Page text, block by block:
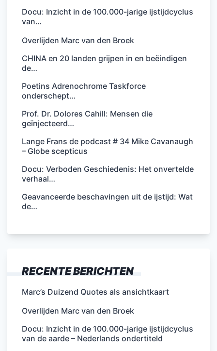
Docu: Inzicht in de 100.000-jarige ijstijdcyclus
van…
Overlijden Marc van den Broek
CHINA en 20 landen grijpen in en beëindigen
de…
Poetins Adrenochrome Taskforce
onderschept…
Prof. Dr. Dolores Cahill: Mensen die
geïnjecteerd…
Lange Frans de podcast # 34 Mike Cavanaugh
– Globe scepticus
Docu: Verboden Geschiedenis: Het onvertelde
verhaal…
Geavanceerde beschavingen uit de ijstijd: Wat
de…
RECENTE BERICHTEN
Marc’s Duizend Quotes als ansichtkaart
Overlijden Marc van den Broek
Docu: Inzicht in de 100.000-jarige ijstijdcyclus
van de aarde – Nederlands ondertiteld